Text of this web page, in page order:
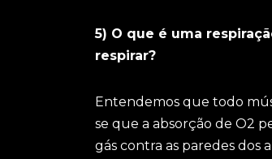
5) O que é uma
respirar?
Entendemos que todo
se que a absorção de O2
gás contra as paredes dos